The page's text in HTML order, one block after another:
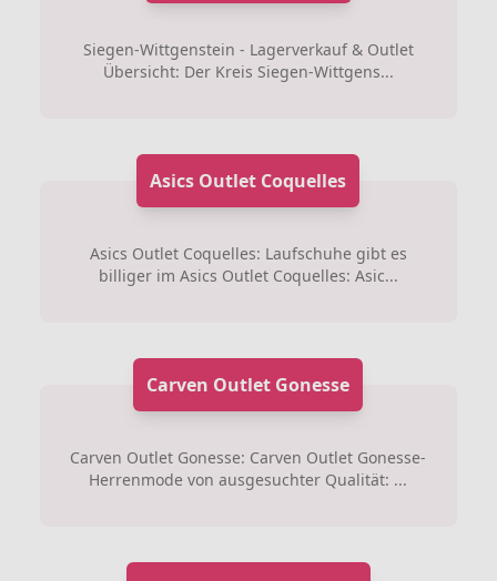
Siegen-Wittgenstein - Lagerverkauf & Outlet
Übersicht: Der Kreis Siegen-Wittgens...
Asics Outlet Coquelles
Asics Outlet Coquelles: Laufschuhe gibt es
billiger im Asics Outlet Coquelles: Asic...
Carven Outlet Gonesse
Carven Outlet Gonesse: Carven Outlet Gonesse-
Herrenmode von ausgesuchter Qualität: ...